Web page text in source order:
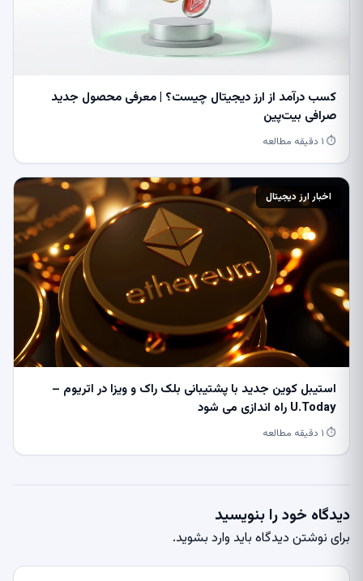
کسب درآمد از ارز دیجیتال چیست؟ | معرفی محصول جدید
صرافی بیت‌پین
⏱ ۱ دقیقه مطالعه
اخبار ارز دیجیتال
استیبل کوین جدید با پشتیبانی بلک راک و ویزا در اتریوم –
U.Today راه اندازی می شود
⏱ ۱ دقیقه مطالعه
دیدگاه خود را بنویسید
برای نوشتن دیدگاه باید وارد بشوید.